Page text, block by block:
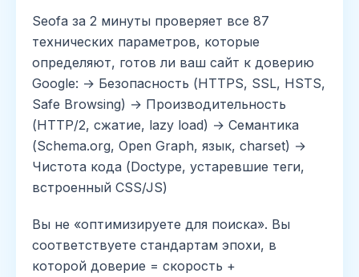
Seofa за 2 минуты проверяет все 87
технических параметров, которые
определяют, готов ли ваш сайт к доверию
Google: → Безопасность (HTTPS, SSL, HSTS,
Safe Browsing) → Производительность
(HTTP/2, сжатие, lazy load) → Семантика
(Schema.org, Open Graph, язык, charset) →
Чистота кода (Doctype, устаревшие теги,
встроенный CSS/JS)
Вы не «оптимизируете для поиска». Вы
соответствуете стандартам эпохи, в
которой доверие = скорость +